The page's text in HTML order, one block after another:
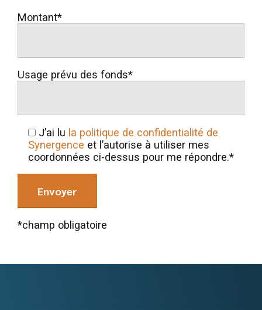
Montant*
Usage prévu des fonds*
J’ai lu la politique de confidentialité de
Synergence et l’autorise à utiliser mes
coordonnées ci-dessus pour me répondre.*
*champ obligatoire